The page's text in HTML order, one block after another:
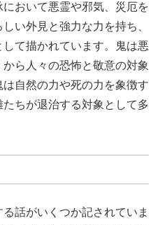
おいて悪霊や邪気、災厄を
い外見と強力な力を持ち、
て描かれています。鬼は悪
ら人々の恐怖と敬意の対象
自然の力や死の力を象徴す
ちが退治する対象として多
話がいくつか記されていま